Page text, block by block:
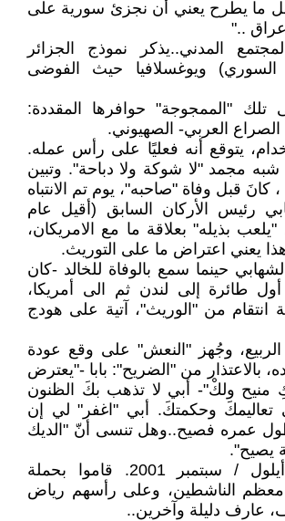
ما يطرح يعني أن نجزئ سورية على
.."
المدني..يذكر نموذج الجزائر
السوري) ويوغسلافيا حيث الفوضى
"الممجوجة" حوافرها المقددة:
العربي- الصهيوني.
يتوقع أنه فعليًا على رأس عمله.
مجمد "لا شوكة ولا دباحة". وتبين
كانَ قبل وفاة "صاحبه"، يوم تم الانتباه
رئيس الأركان السابق (أقيل عام
"يلعب بذيله" بعلاقة ما مع الامريكان،
يعني اعتراض ما على التوريث.
حينما سمع بالوفاة للخالد -كان
طائرة إلى لندن ثم الى أمريكا،
انتقام من "الوريث"، آتية على هودج
الربيع، وجُهز "النعش" على وقع عودة
بالاعتذار من "الضريح": بابا -"يعترض
منيح ولكْ"- أبي لا تذهب بكَ الظنون
وحكمتكَ. أبي "اغفر" لي إن
عمره فصيح..وهل تنسى أنّ "الديك
يصيح".
مع بداية شهر أيلول / سبتمبر 2001. قاموا بحملة
معظم الناشطين، وعلى رأسهم رياض
عارف دليلة وآخرين..